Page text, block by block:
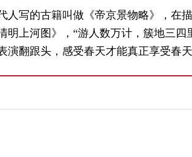
人写的古籍叫做《帝京景物略》，在
上河图》，“游人数万计，簇地三四
翻跟头，感受春天才能真正享受春天